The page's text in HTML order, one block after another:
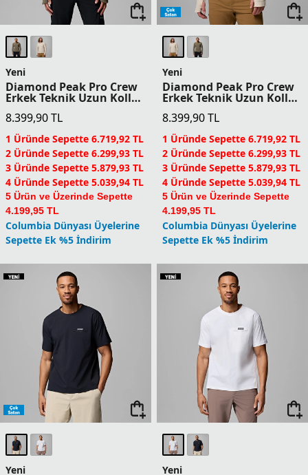
5.649,95 TL
Columbia Dünyası Üyelerine
Sepette Ek %5 İndirim
5.649,95 TL
Columbia Dünyası Üyelerine
Sepette Ek %5 İndirim
Yeni
PFG Freezer Erkek Teknik
Kısa Kollu T-Shirt
4.599,90TL
1 Üründe Sepette 3.679,92 TL
2 Üründe Sepette 3.449,93 TL
3 Üründe Sepette 3.219,93 TL
4 Üründe Sepette 2.759,94 TL
5 Ürün ve Üzerinde Sepette
2.299,95 TL
Columbia Dünyası Üyelerine
Sepette Ek %5 İndirim
Yeni
PFG Freezer Erkek Teknik
Kısa Kollu T-Shirt
4.599,90TL
1 Üründe Sepette 3.679,92 TL
2 Üründe Sepette 3.449,93 TL
3 Üründe Sepette 3.219,93 TL
4 Üründe Sepette 2.759,94 TL
5 Ürün ve Üzerinde Sepette
2.299,95 TL
Columbia Dünyası Üyelerine
Sepette Ek %5 İndirim